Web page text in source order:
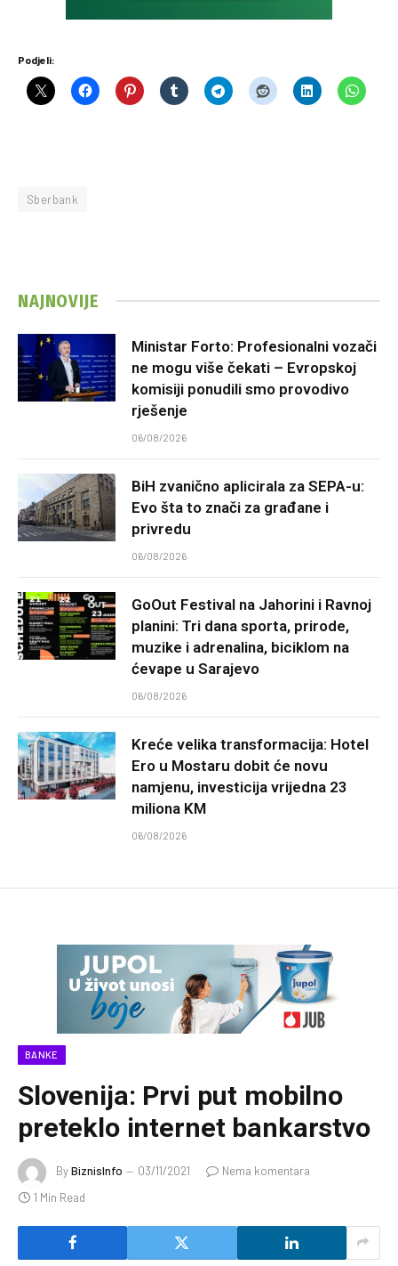
Podjeli:
Sberbank
NAJNOVIJE
Ministar Forto: Profesionalni vozači
ne mogu više čekati – Evropskoj
komisiji ponudili smo provodivo
rješenje
06/08/2026
BiH zvanično aplicirala za SEPA-u:
Evo šta to znači za građane i
privredu
06/08/2026
GoOut Festival na Jahorini i Ravnoj
planini: Tri dana sporta, prirode,
muzike i adrenalina, biciklom na
ćevape u Sarajevo
06/08/2026
Kreće velika transformacija: Hotel
Ero u Mostaru dobit će novu
namjenu, investicija vrijedna 23
miliona KM
06/08/2026
BANKE
Slovenija: Prvi put mobilno
preteklo internet bankarstvo
ByBiznisInfo 03/11/2021
Nema komentara
1 Min Read